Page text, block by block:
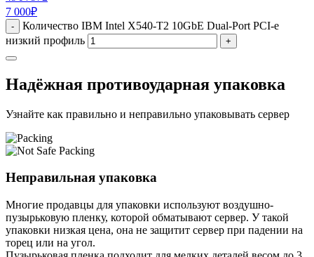
7 000₽
-
Количество IBM Intel X540-T2 10GbE Dual-Port PCI-e
низкий профиль
+
Надёжная противоударная упаковка
Узнайте как правильно и неправильно упаковывать сервер
Неправильная упаковка
Многие продавцы для упаковки используют воздушно-
пузырьковую пленку, которой обматывают сервер. У такой
упаковки низкая цена, она не защитит сервер при падении на
торец или на угол.